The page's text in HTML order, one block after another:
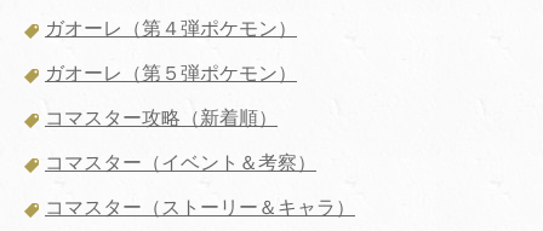
ガオーレ（第４弾ポケモン）
ガオーレ（第５弾ポケモン）
コマスター攻略（新着順）
コマスター（イベント＆考察）
コマスター（ストーリー＆キャラ）